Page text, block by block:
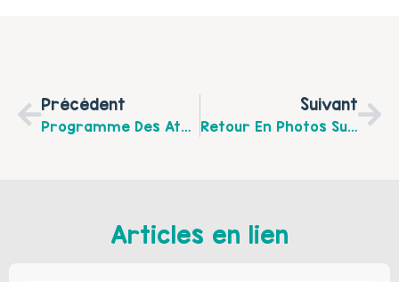
Précédent
Programme Des Ateliers De La Maison Des Adolescents De Saint-Omer Novembre Et Décembre
Suivant
Retour En Photos Sur Les Ateliers Parent-Enfant Du Multi-Accueil Du Centre Social Inter-Générations À Longuenesse
Articles en lien